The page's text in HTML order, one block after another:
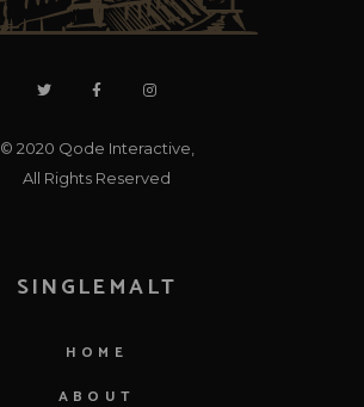
© 2020 Qode Interactive
All Rights Reserved
SINGLEMALT
HOME
ABOUT